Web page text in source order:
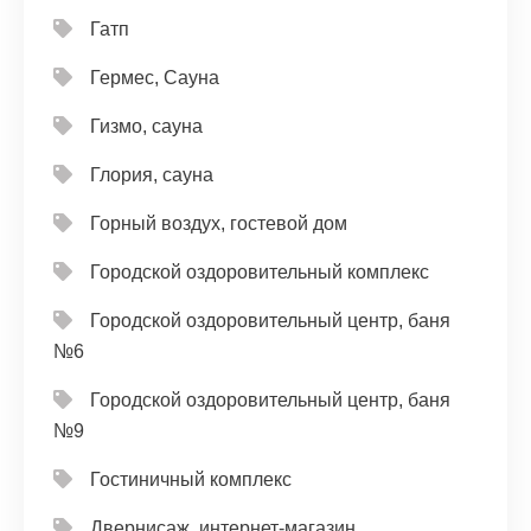
Гатп
Гермес, Сауна
Гизмо, сауна
Глория, сауна
Горный воздух, гостевой дом
Городской оздоровительный комплекс
Городской оздоровительный центр, баня
№6
Городской оздоровительный центр, баня
№9
Гостиничный комплекс